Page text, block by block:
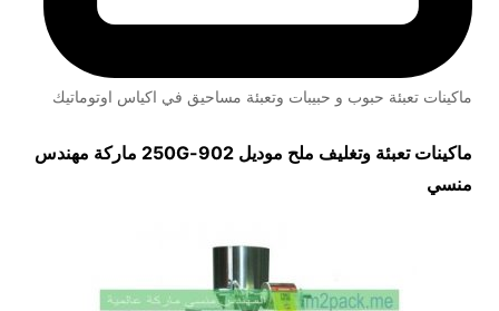
ماكينات تعبئة حبوب و حبيبات وتعبئة مساحيق في اكياس اوتوماتيك
ماكينات تعبئة وتغليف ملح موديل 902-250G
ماركة مهندس
منسي